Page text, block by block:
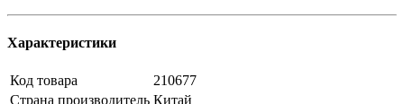
Характеристики
Код товара
210677
Страна производитель Китай